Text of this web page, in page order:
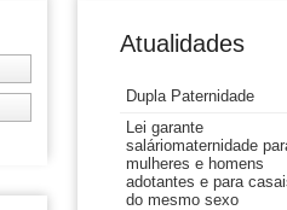
Atualidades
Dupla Paternidade
Lei garante
saláriomaternidade
mulheres e homens
adotantes e para
do mesmo sexo